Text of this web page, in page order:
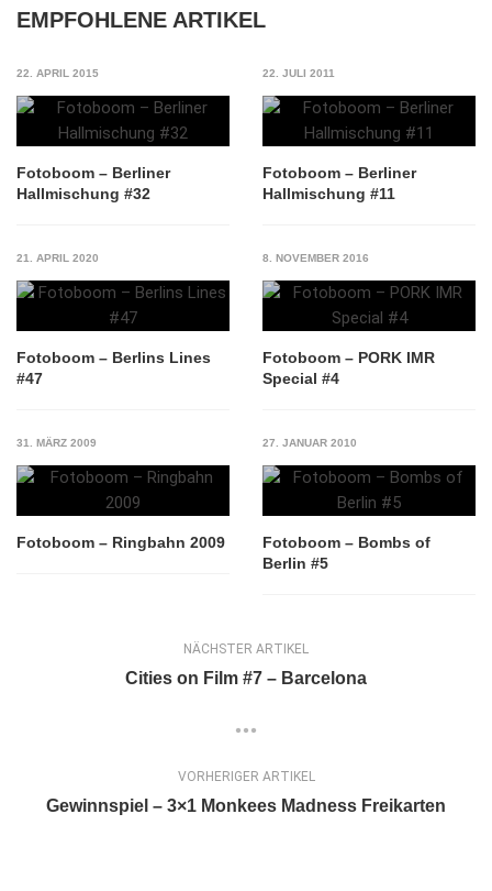
EMPFOHLENE ARTIKEL
22. APRIL 2015
Fotoboom – Berliner
Hallmischung #32
22. JULI 2011
Fotoboom – Berliner
Hallmischung #11
21. APRIL 2020
Fotoboom – Berlins Lines
#47
8. NOVEMBER 2016
Fotoboom – PORK IMR
Special #4
31. MÄRZ 2009
Fotoboom – Ringbahn 2009
27. JANUAR 2010
Fotoboom – Bombs of
Berlin #5
NÄCHSTER ARTIKEL
Cities on Film #7 – Barcelona
VORHERIGER ARTIKEL
Gewinnspiel – 3×1 Monkees Madness Freikarten